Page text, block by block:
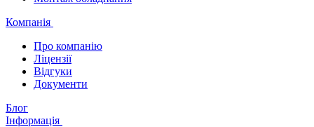
Компанія
Про компанію
Ліцензії
Відгуки
Документи
Блог
Інформація